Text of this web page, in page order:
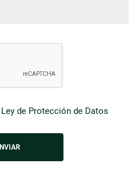
Ley de Protección de Datos